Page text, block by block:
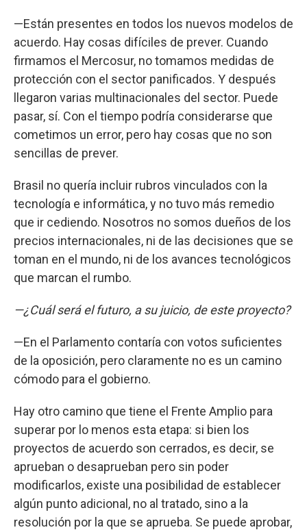
—Están presentes en todos los nuevos modelos de
acuerdo. Hay cosas difíciles de prever. Cuando
firmamos el Mercosur, no tomamos medidas de
protección con el sector panificados. Y después
llegaron varias multinacionales del sector. Puede
pasar, sí. Con el tiempo podría considerarse que
cometimos un error, pero hay cosas que no son
sencillas de prever.
Brasil no quería incluir rubros vinculados con la
tecnología e informática, y no tuvo más remedio
que ir cediendo. Nosotros no somos dueños de los
precios internacionales, ni de las decisiones que se
toman en el mundo, ni de los avances tecnológicos
que marcan el rumbo.
—¿Cuál será el futuro, a su juicio, de este proyecto?
—En el Parlamento contaría con votos suficientes
de la oposición, pero claramente no es un camino
cómodo para el gobierno.
Hay otro camino que tiene el Frente Amplio para
superar por lo menos esta etapa: si bien los
proyectos de acuerdo son cerrados, es decir, se
aprueban o desaprueban pero sin poder
modificarlos, existe una posibilidad de establecer
algún punto adicional, no al tratado, sino a la
resolución por la que se aprueba. Se puede aprobar,